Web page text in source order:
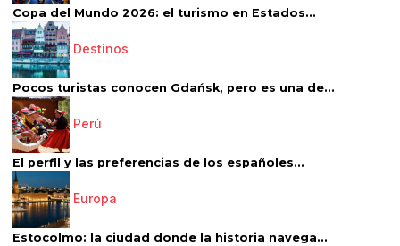
Copa del Mundo 2026: el turismo en Estados...
Destinos
Pocos turistas conocen Gdańsk, pero es una de...
Perú
El perfil y las preferencias de los españoles...
Europa
Estocolmo: la ciudad donde la historia navega...